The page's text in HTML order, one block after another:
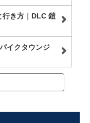
行き方｜DLC 鎧
イクタウンジ